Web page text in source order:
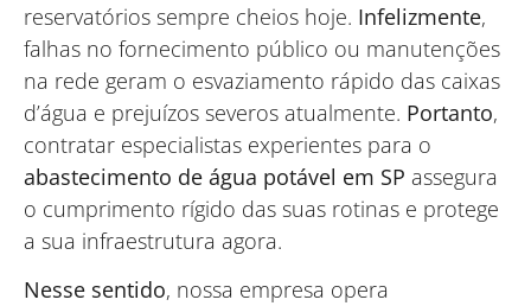
reservatórios sempre cheios hoje. Infelizmente,
falhas no fornecimento público ou manutenções
na rede geram o esvaziamento rápido das caixas
d’água e prejuízos severos atualmente. Portanto,
contratar especialistas experientes para o
abastecimento de água potável em SP assegura
o cumprimento rígido das suas rotinas e protege
a sua infraestrutura agora.
Nesse sentido, nossa empresa opera